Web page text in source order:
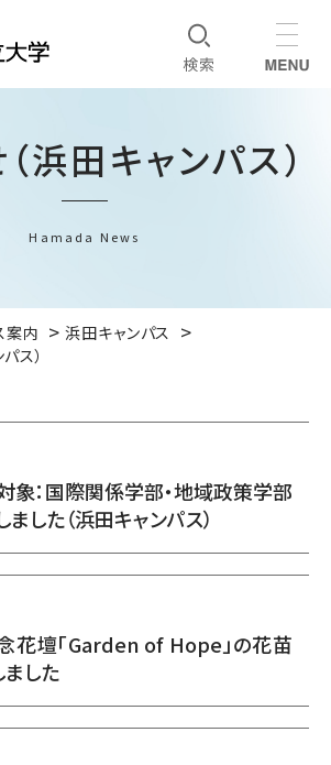
浜田キャンパス）
Hamada News
案内
浜田キャンパス
ス）
象：国際関係学部・地域政策学部
した（浜田キャンパス）
花壇「Garden of Hope」の花苗
した